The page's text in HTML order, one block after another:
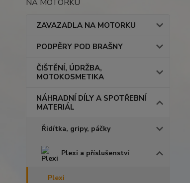
NA MOTORKU
ZAVAZADLA NA MOTORKU
PODPĚRY POD BRAŠNY
ČIŠTĚNÍ, ÚDRŽBA,
MOTOKOSMETIKA
NÁHRADNÍ DÍLY A SPOTŘEBNÍ
MATERIÁL
Řidítka, gripy, páčky
Plexi a příslušenství
Plexi